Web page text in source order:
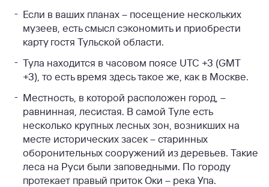
Если в ваших планах – посещение нескольких
музеев, есть смысл сэкономить и приобрести
карту гостя Тульской области.
Тула находится в часовом поясе UTC +3 (GMT
+3), то есть время здесь такое же, как в Москве.
Местность, в которой расположен город, –
равнинная, лесистая. В самой Туле есть
несколько крупных лесных зон, возникших на
месте исторических засек – старинных
оборонительных сооружений из деревьев. Такие
леса на Руси были заповедными. По городу
протекает правый приток Оки – река Упа.